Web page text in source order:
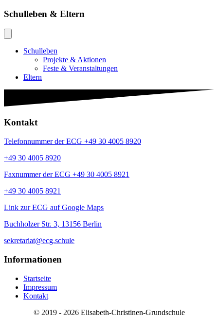
Schulleben & Eltern
Schulleben
Projekte & Aktionen
Feste & Veranstaltungen
Eltern
Kontakt
Telefonnummer der ECG +49 30 4005 8920
+49 30 4005 8920
Faxnummer der ECG +49 30 4005 8921
+49 30 4005 8921
Link zur ECG auf Google Maps
Buchholzer Str. 3, 13156 Berlin
sekretariat@ecg.schule
Informationen
Startseite
Impressum
Kontakt
© 2019 - 2026 Elisabeth-Christinen-Grundschule